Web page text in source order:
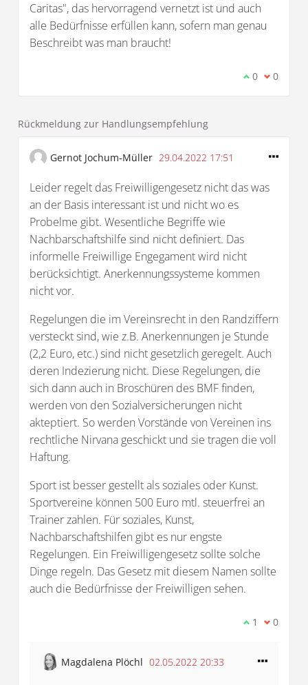
Caritas", das hervorragend vernetzt ist und auch
alle Bedürfnisse erfüllen kann, sofern man genau
Beschreibt was man braucht!
Ich stimme
0 Ich bin
0
Rückmeldung zur Handlungsempfehlung
Gernot Jochum-Müller 29.04.2022 17:51
Leider regelt das Freiwilligengesetz nicht das was
an der Basis interessant ist und nicht wo es
Probelme gibt. Wesentliche Begriffe wie
Nachbarschaftshilfe sind nicht definiert. Das
informelle Freiwillige Engegament wird nicht
berücksichtigt. Anerkennungssysteme kommen
nicht vor.
Regelungen die im Vereinsrecht in den Randziffern
versteckt sind, wie z.B. Anerkennungen je Stunde
(2,2 Euro, etc.) sind nicht gesetzlich geregelt. Auch
deren Indezierung nicht. Diese Regelungen, die
sich dann auch in Broschüren des BMF finden,
werden von den Sozialversicherungen nicht
akteptiert. So werden Vorstände von Vereinen ins
rechtliche Nirvana geschickt und sie tragen die voll
Haftung.
Sport ist besser gestellt als soziales oder Kunst.
Sportvereine können 500 Euro mtl. steuerfrei an
Trainer zahlen. Für soziales, Kunst,
Nachbarschaftshilfen gibt es nur engste
Regelungen. Ein Freiwilligengesetz sollte solche
Dinge regeln. Das Gesetz mit diesem Namen sollte
auch die Bedürfnisse der Freiwilligen sehen.
Ich stimme
1 Ich bin
0
Magdalena Plöchl 02.05.2022 20:33